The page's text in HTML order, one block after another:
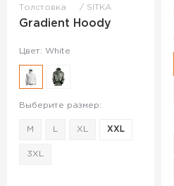
Толстовка SITKA
Gradient Hoody
Цвет: White
Выберите размер:
M XL XXL
3XL